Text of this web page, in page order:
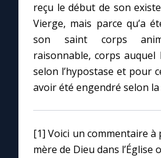
reçu le début de son
Vierge, mais parce qu’a
son saint corps
raisonnable, corps auquel
selon l’hypostase et pour
avoir été engendré selon la
[1] Voici un commentaire
mère de Dieu dans l’Église